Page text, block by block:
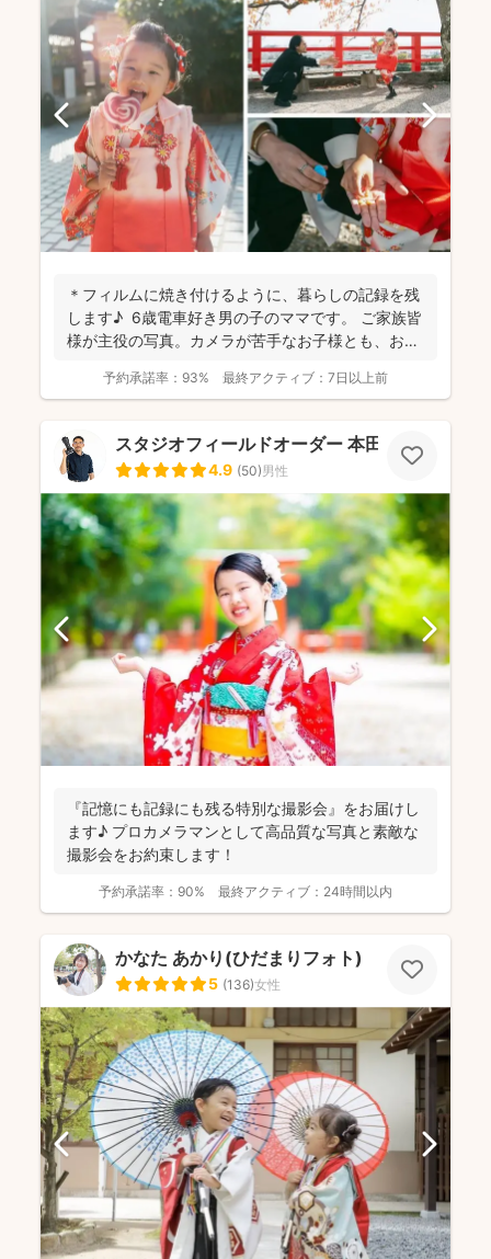
＊フィルムに焼き付けるように、暮らしの記録を残
します♪ 6歳電車好き男の子のママです。 ご家族皆
様が主役の写真。カメラが苦手なお子様とも、お話
予約承諾率： 93% 最終アクティブ： 7日以上前
スタジオフィールドオーダー 本田 真康
4.9 (50)男性
『記憶にも記録にも残る特別な撮影会』をお届けし
ます♪ プロカメラマンとして高品質な写真と素敵な
撮影会をお約束します！
予約承諾率： 90% 最終アクティブ： 24時間以内
かなた あかり(ひだまりフォト)
5 (136)女性